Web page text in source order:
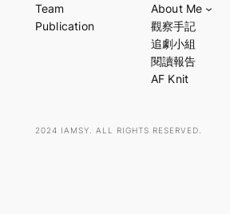
r
Team
Publication
About Me
觀察手記
追劇小組
閱讀報告
AF Knit
2024 IAMSY. ALL RIGHTS RESERVED.